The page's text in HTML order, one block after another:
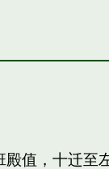
值，十迁